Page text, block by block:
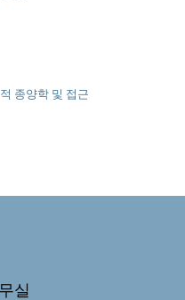
종양학 및 접근
실